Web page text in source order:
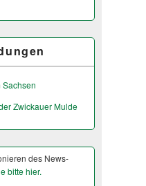
Zwickauer Mulde
des News-
bitte hier.